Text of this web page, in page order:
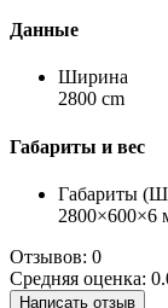
Данные
Ширина
2800 cm
Габариты и вес
Габариты
2800×600×6
Отзывов: 0
Средняя оценка:
Написать отзыв